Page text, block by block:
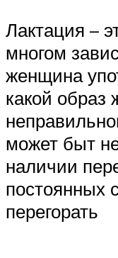
Лактация –
многом
женщина
какой образ
может быт
наличии
постоянных
перегорать